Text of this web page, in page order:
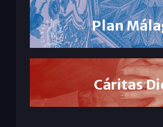
Plan
Cáritas